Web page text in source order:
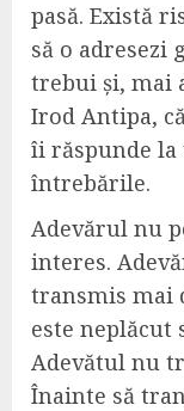
pasă. Există
să o adresezi
trebui și, mai
Irod Antipa,
îi răspunde la
întrebările.
Adevărul nu
interes.
transmis mai
este neplăcut
Adevătul nu
Înainte să